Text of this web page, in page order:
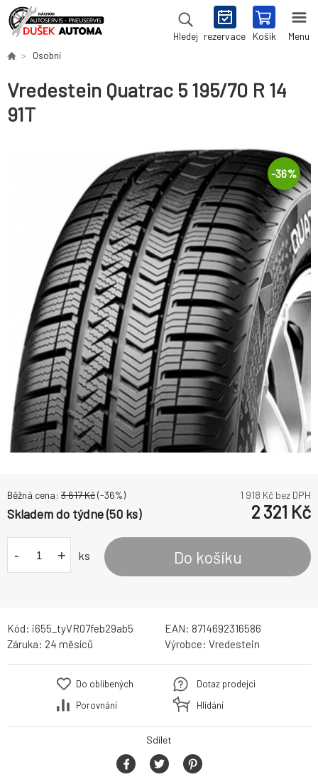
Hledej rezervace Košík Menu
Osobní
Vredestein Quatrac 5 195/70 R 14
91T
-36%
Běžná cena: 3 617Kč(-36%) 1 918 Kč bez DPH
Skladem do týdne (50 ks) 2 321 Kč
- + ks Do košíku
Kód: i655_tyVR07feb29ab5 EAN: 8714692316586
Záruka: 24 měsíců Výrobce: Vredestein
Do oblíbených
Porovnání
Dotaz prodejci
Hlídání
Sdílet